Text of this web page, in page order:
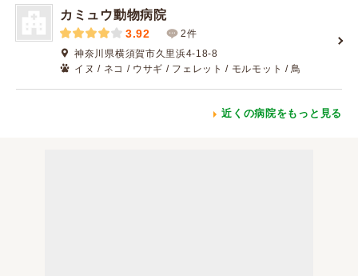
カミュウ動物病院
3.92
2件
神奈川県横須賀市久里浜4-18-8
イヌ / ネコ / ウサギ / フェレット / モルモット / 鳥
近くの病院をもっと見る